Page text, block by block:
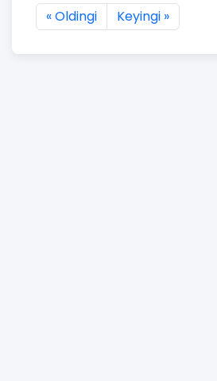
1933 natijaning :first dan :last
« Oldingi Keyingi »